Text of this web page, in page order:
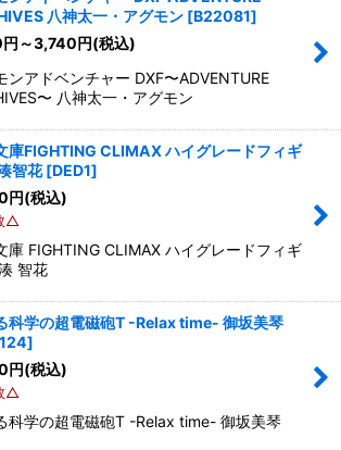
八神太一・アグモン [B22081]
円 ～3,740円(税込)
ンアドベンチャー DXF〜ADVENTURE
〜 八神太一・アグモン
庫FIGHTING CLIMAX ハイグレードフィギ
智花 [DED1]
円(税込)
△
庫 FIGHTING CLIMAX ハイグレードフィギ
智花
科学の超電磁砲T -Relax time- 御坂美琴
]
円(税込)
△
科学の超電磁砲T -Relax time- 御坂美琴